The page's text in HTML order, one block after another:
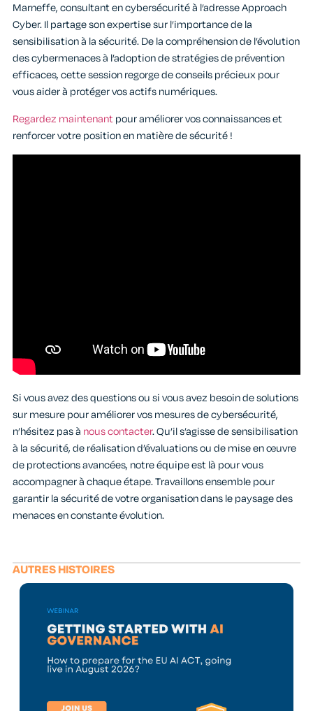
Marneffe, consultant en cybersécurité à l’adresse Approach
Cyber. Il partage son expertise sur l’importance de la
sensibilisation à la sécurité. De la compréhension de l’évolution
des cybermenaces à l’adoption de stratégies de prévention
efficaces, cette session regorge de conseils précieux pour
vous aider à protéger vos actifs numériques.
Regardez maintenantpour améliorer vos connaissances et
renforcer votre position en matière de sécurité !
Si vous avez des questions ou si vous avez besoin de solutions
sur mesure pour améliorer vos mesures de cybersécurité,
n’hésitez pas à nous contacter. Qu’il s’agisse de sensibilisation
à la sécurité, de réalisation d’évaluations ou de mise en œuvre
de protections avancées, notre équipe est là pour vous
accompagner à chaque étape. Travaillons ensemble pour
garantir la sécurité de votre organisation dans le paysage des
menaces en constante évolution.
AUTRES HISTOIRES